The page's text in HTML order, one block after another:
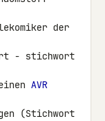
der
- stichwort
AVR
(Stichwort